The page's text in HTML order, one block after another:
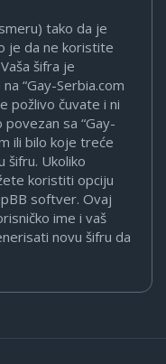
tako da je
je da ne koristite
šifra je
“Gay-Serbia.com
požlivo čuvate i ni
sa “Gay-
ili bilo koje treće
šifru. Ukoliko
koristiti opciju
softver. Ovaj
ime i vaš
novu šifru da